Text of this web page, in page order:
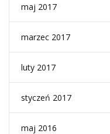
maj 2017
marzec 2017
luty 2017
styczeń 2017
maj 2016